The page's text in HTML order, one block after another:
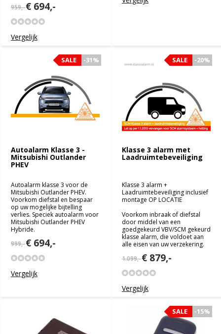
959,-€ 694,-
Vergelijk
Autoalarm Klasse 3 -
Mitsubishi Outlander
PHEV
Autoalarm klasse 3 voor de
Mitsubishi Outlander PHEV.
Voorkom diefstal en bespaar
op uw mogelijke bijtelling
verlies. Speciek autoalarm voor
Mitsubishi Outlander PHEV
Hybride.
999,-€ 694,-
-31%
SALE
Vergelijk
-31%
SALE
Klasse 3 alarm met
Laadruimtebeveiliging
Klasse 3 alarm +
Laadruimtebeveiliging inclusief
montage OP LOCATIE
Voorkom inbraak of diefstal
door middel van een
goedgekeurd VBV/SCM gekeurd
klasse alarm, die voldoet aan
alle eisen van uw verzekering.
1.099,-€ 879,-
-20%
SALE
Vergelijk
-20%
SALE
-15%
SALE -15%
SALE